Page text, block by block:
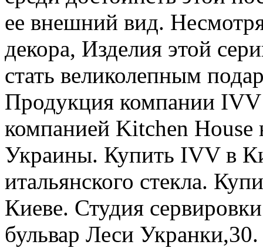
ее внешний вид.
декора, Изделия этой
стать великолепным
Продукция компании IVV
компанией Kitchen House
Украины. Купить IVV в
итальянского стекла.
Киеве. Студия
бульвар Леси